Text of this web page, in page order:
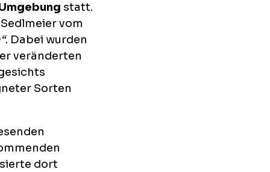
statt.
vom
. Dabei wurden
veränderten
Sorten
dort